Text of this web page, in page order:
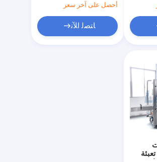
المقاوم للصدأ
أحصل على آخر سعر
ﺎﺘﺼﻟ ﺍﻶﻧ